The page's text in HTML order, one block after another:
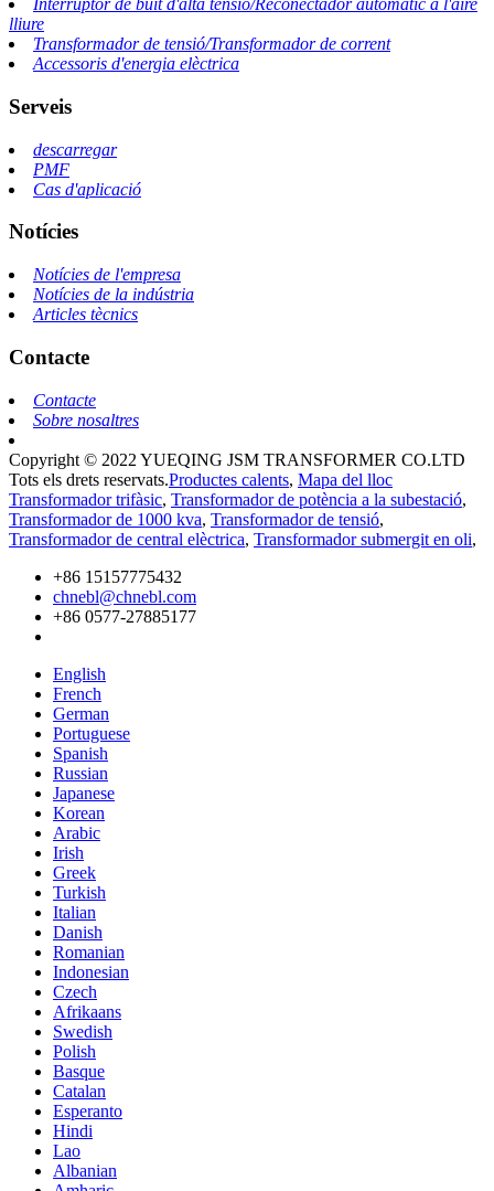
Interruptor de buit d'alta tensió/Reconectador automàtic a l'aire
lliure
Transformador de tensió/Transformador de corrent
Accessoris d'energia elèctrica
Serveis
descarregar
PMF
Cas d'aplicació
Notícies
Notícies de l'empresa
Notícies de la indústria
Articles tècnics
Contacte
Contacte
Sobre nosaltres
Copyright © 2022 YUEQING JSM TRANSFORMER CO.LTD
Tots els drets reservats.Productes calents, Mapa del lloc
Transformador trifàsic, Transformador de potència a la subestació,
Transformador de 1000 kva, Transformador de tensió,
Transformador de central elèctrica, Transformador submergit en oli,
+86 15157775432
chnebl@chnebl.com
+86 0577-27885177
English
French
German
Portuguese
Spanish
Russian
Japanese
Korean
Arabic
Irish
Greek
Turkish
Italian
Danish
Romanian
Indonesian
Czech
Afrikaans
Swedish
Polish
Basque
Catalan
Esperanto
Hindi
Lao
Albanian